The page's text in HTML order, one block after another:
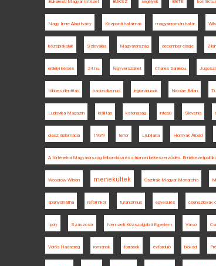
Bukaresti Magyar Intézet BUKSZ segélyek BBTE
Nagy Imre Alapítvány Központi hatalmak magyar-román határ
középiskolák Szlovákia Magyarország december elseje Zilah
erdélyi kérdés 24.hu fegyverszünet Charles Daniélou
többes identitás nacionalizmus legionáriusok Nicolae Bălan
Ludovika Magazin kiállítás katonaság interjú Slovenia
olasz diplomácia 1939 terror Ljubljana Hornyák Árpád
A történelmi Magyarország felbomlása és a trianoni békeszerződés.
Woodrow Wilson menekültek Osztrák-Magyar Monarchia
spanyolnátha reformkor turanizmus egyesülés csehszlovák
Ipoly Szászcsór Nemzeti Közszolgálati Egyetem Varsó
Vörös Hadsereg románok források évforduló blokád